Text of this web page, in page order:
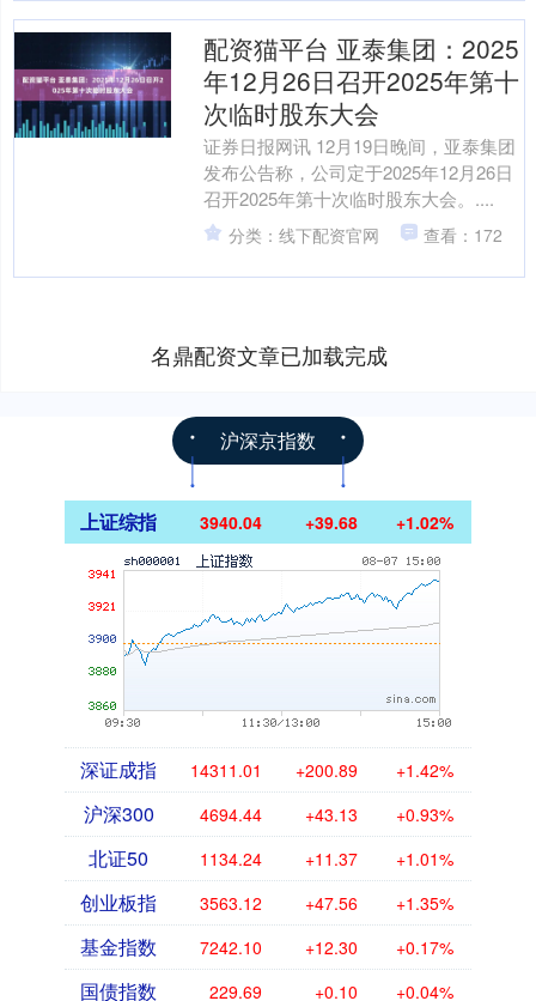
配资猫平台 亚泰集团：2025
年12月26日召开2025年第十
次临时股东大会
证券日报网讯 12月19日晚间，亚泰集团
发布公告称，公司定于2025年12月26日
召开2025年第十次临时股东大会。....
分类：线下配资官网 查看：172
名鼎配资文章已加载完成
沪深京指数
上证综指 3940.04 +39.68 +1.02%
深证成指 14311.01 +200.89 +1.42%
沪深300 4694.44 +43.13 +0.93%
北证50 1134.24 +11.37 +1.01%
创业板指 3563.12 +47.56 +1.35%
基金指数 7242.10 +12.30 +0.17%
国债指数 229.69 +0.10 +0.04%